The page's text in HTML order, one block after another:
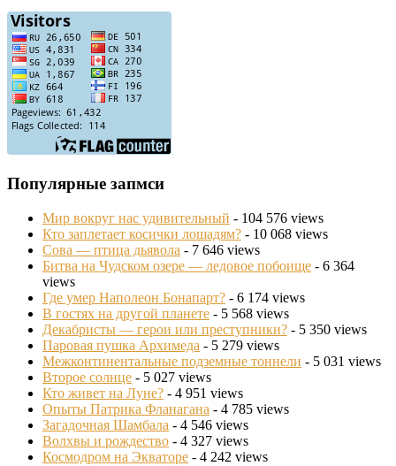
Популярные запмси
Мир вокруг нас удивительный - 104 576 views
Кто заплетает косички лошадям? - 10 068 views
Сова — птица дьявола - 7 646 views
Битва на Чудском озере — ледовое побоище - 6 364
views
Где умер Наполеон Бонапарт? - 6 174 views
В гостях на другой планете - 5 568 views
Декабристы — герои или преступники? - 5 350 views
Паровая пушка Архимеда - 5 279 views
Межконтинентальные подземные тоннели - 5 031 views
Второе солнце - 5 027 views
Кто живет на Луне? - 4 951 views
Опыты Патрика Фланагана - 4 785 views
Загадочная Шамбала - 4 546 views
Волхвы и рождество - 4 327 views
Космодром на Экваторе - 4 242 views